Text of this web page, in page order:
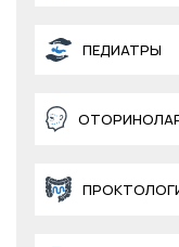
ПЕДИАТРЫ